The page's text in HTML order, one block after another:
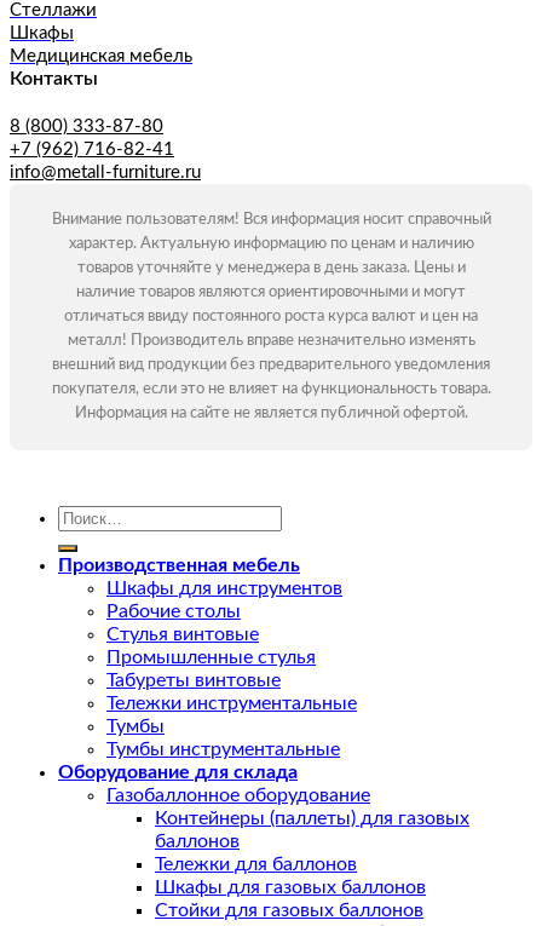
Стеллажи
Шкафы
Медицинская мебель
Контакты
8 (800) 333-87-80
+7 (962) 716-82-41
info@metall-furniture.ru
Внимание пользователям! Вся информация носит справочный
характер. Актуальную информацию по ценам и наличию
товаров уточняйте у менеджера в день заказа. Цены и
наличие товаров являются ориентировочными и могут
отличаться ввиду постоянного роста курса валют и цен на
металл! Производитель вправе незначительно изменять
внешний вид продукции без предварительного уведомления
покупателя, если это не влияет на функциональность товара.
Информация на сайте не является публичной офертой.
Искать:
Производственная мебель
Шкафы для инструментов
Рабочие столы
Стулья винтовые
Промышленные стулья
Табуреты винтовые
Тележки инструментальные
Тумбы
Тумбы инструментальные
Оборудование для склада
Газобаллонное оборудование
Контейнеры (паллеты) для газовых
баллонов
Тележки для баллонов
Шкафы для газовых баллонов
Стойки для газовых баллонов